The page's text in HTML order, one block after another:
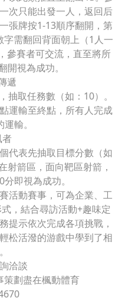
次只能出發一人，返回后
張牌按1-13順序翻開，第
需翻回背面朝上（1人一
參賽者可交流，直至將所
開視為成功。
遞
抽取任務數（如：10）。
運輸至終點，所有人完成
輸。
代表先抽取目標分數（如
射箭區，面向靶區射箭，
即視為成功。
活動賽事，可為企業、工
，結合尋訪活動+趣味定
提示依次完成各項挑戰，
松活潑的游戲中學到了相
洽談
策劃盡在楓動體育